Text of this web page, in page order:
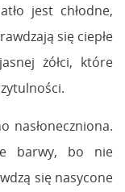
jest chłodne,
się ciepłe
żółci, które
barwy, bo nie
się nasycone